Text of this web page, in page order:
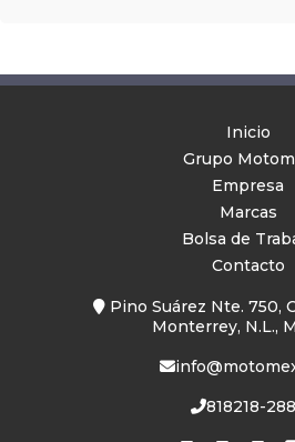
Inicio
Grupo
Empresa
Marcas
Bolsa de
Contacto
Pino Suárez Nte. 750,
Monterrey, N.L.,
818218-